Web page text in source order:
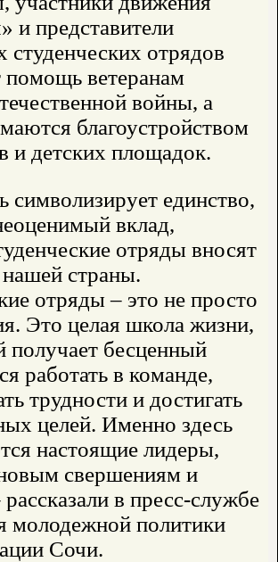
и представители
студенческих отрядов
помощь ветеранам
войны, а
благоустройством
и детских площадок.
символизирует единство,
вклад,
отряды вносят
нашей страны.
отряды – это не просто
Это целая школа жизни,
получает бесценный
работать в команде,
трудности и достигать
целей. Именно здесь
настоящие лидеры,
свершениям и
в пресс-службе
молодежной политики
Сочи.